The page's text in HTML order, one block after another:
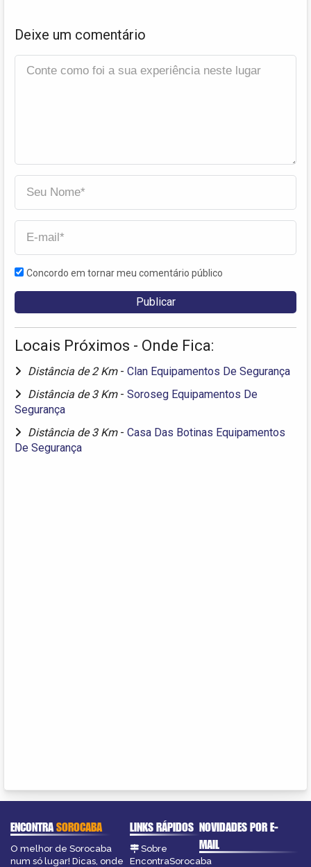
Deixe um comentário
Concordo em tornar meu comentário público
Locais Próximos - Onde Fica:
Distância de 2 Km - Clan Equipamentos De Segurança
Distância de 3 Km - Soroseg Equipamentos De
Segurança
Distância de 3 Km - Casa Das Botinas Equipamentos
De Segurança
ENCONTRASOROCABA
O melhor de Sorocaba
num só lugar! Dicas, onde
LINKS RÁPIDOS
Sobre
EncontraSorocaba
NOVIDADES POR E-
MAIL